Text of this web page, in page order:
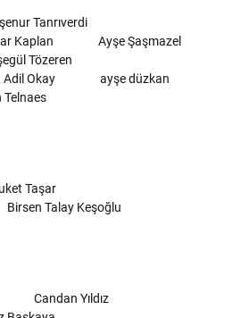
Tanrıverdi
Kaplan
Ayşe Şaşmazel
Tözeren
Adil Okay
ayşe düzkan
Telnaes
Taşar
Birsen Talay Keşoğlu
Candan Yıldız